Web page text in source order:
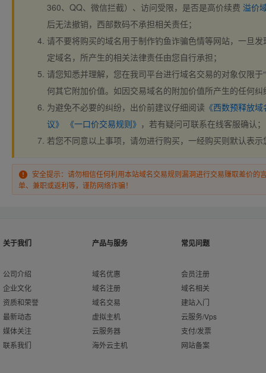
360、QQ、微信拦截）、访问受限，是否是高价续费 溢价
后无法撤销，西部数码不承担相关责任；
请不要将购买的域名用于制作钓鱼诈骗色情等网站，一旦
定域名，所产生的相关法律责任由您自行承担；
请您知悉并理解，您在我司平台进行域名交易的对象仅限于
何其它附加价值。如因交易域名的附加价值所产生的任何
为避免不必要的纠纷，出价前建议仔细阅读 《西数预释放
议》
《一口价交易规则》 ，若有疑问可联系在线客服确认；
若您不同意以上事项，请勿进行购买，一经购买则默认表
安全提示：请勿相信任何利用本站域名交易规则漏洞进行交易赚取差价的
单、兼职或返利等，谨防网络诈骗！
关于我们
公司介绍
企业文化
资质和荣誉
最新动态
媒体关注
联系我们
产品与服务
域名优惠
域名注册
域名交易
虚拟主机
云服务器
海外云主机
常见问题
会员注册
域名相关
建站入门
云服务/Vps
支付/发票
网站备案